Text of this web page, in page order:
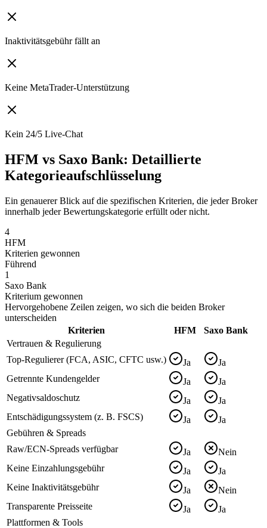
Inaktivitätsgebühr fällt an
Keine MetaTrader-Unterstützung
Kein 24/5 Live-Chat
HFM vs Saxo Bank: Detaillierte
Kategorieaufschlüsselung
Ein genauerer Blick auf die spezifischen Kriterien, die jeder Broker
innerhalb jeder Bewertungskategorie erfüllt oder nicht.
4
HFM
Kriterien gewonnen
Führend
1
Saxo Bank
Kriterium gewonnen
Hervorgehobene Zeilen zeigen, wo sich die beiden Broker
unterscheiden
Kriterien
HFM
Saxo Bank
Vertrauen & Regulierung
Top-Regulierer (FCA, ASIC, CFTC usw.)
Ja
Ja
Getrennte Kundengelder
Ja
Ja
Negativsaldoschutz
Ja
Ja
Entschädigungssystem (z. B. FSCS)
Ja
Ja
Gebühren & Spreads
Raw/ECN-Spreads verfügbar
Ja
Nein
Keine Einzahlungsgebühr
Ja
Ja
Keine Inaktivitätsgebühr
Ja
Nein
Transparente Preisseite
Ja
Ja
Plattformen & Tools